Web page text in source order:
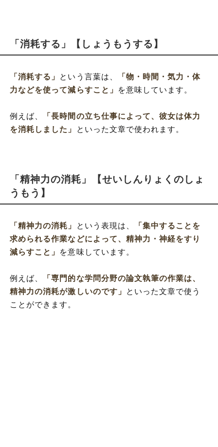
「消耗する」【しょうもうする】
「消耗する」 という言葉は、
「物・時間・気力・体
力などを使って減らすこと」
を意味しています。
例えば、
「長時間の立ち仕事によって、彼女は体力
を消耗しました」
といった文章で使われます。
「精神力の消耗」【せいしんりょくのしょ
うもう】
「精神力の消耗」 という表現は、
「集中することを
求められる作業などによって、精神力・神経をすり
減らすこと」 を意味しています。
例えば、
「専門的な学問分野の論文執筆の作業は、
精神力の消耗が激しいのです」
といった文章で使う
ことができます。